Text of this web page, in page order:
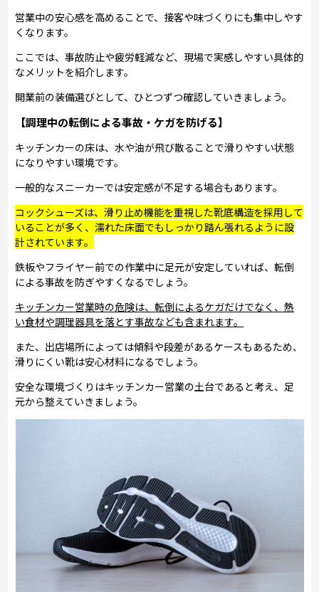
営業中の安心感を高めることで、接客や味づくりにも集中しやす
くなります。
ここでは、事故防止や疲労軽減など、現場で実感しやすい具体的
なメリットを紹介します。
開業前の装備選びとして、ひとつずつ確認していきましょう。
【調理中の転倒による事故・ケガを防げる】
キッチンカーの床は、水や油が飛び散ることで滑りやすい状態
になりやすい環境です。
一般的なスニーカーでは安定感が不足する場合もあります。
コックシューズは、滑り止め機能を重視した靴底構造を採用して
いることが多く、濡れた床面でもしっかり踏ん張れるように設
計されています。
鉄板やフライヤー前での作業中に足元が安定していれば、転倒
による事故を防ぎやすくなるでしょう。
キッチンカー営業時の危険は、転倒によるケガだけでなく、熱
い食材や調理器具を落とす事故なども含まれます。
また、出店場所によっては傾斜や段差があるケースもあるため、
滑りにくい靴は安心材料になるでしょう。
安全な環境づくりはキッチンカー営業の土台であると考え、足
元から整えていきましょう。